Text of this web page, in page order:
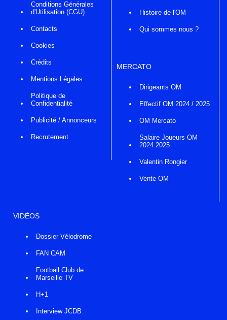
Conditions Générales
d'Utilisation (CGU)
Contacts
Cookies
Crédits
Mentions Légales
Politique de
Confidentialité
Publicité / Annonceurs
Recrutement
Histoire de l'OM
Qui sommes nous ?
MERCATO
Dirigeants OM
Effectif OM 2024 / 2025
OM Mercato
Salaire Joueurs OM
2024 2025
Valentin Rongier
Vente OM
VIDÉOS
Dossier Vélodrome
FAN CAM
Football Club de
Marseille TV
H+1
Interview JCDB